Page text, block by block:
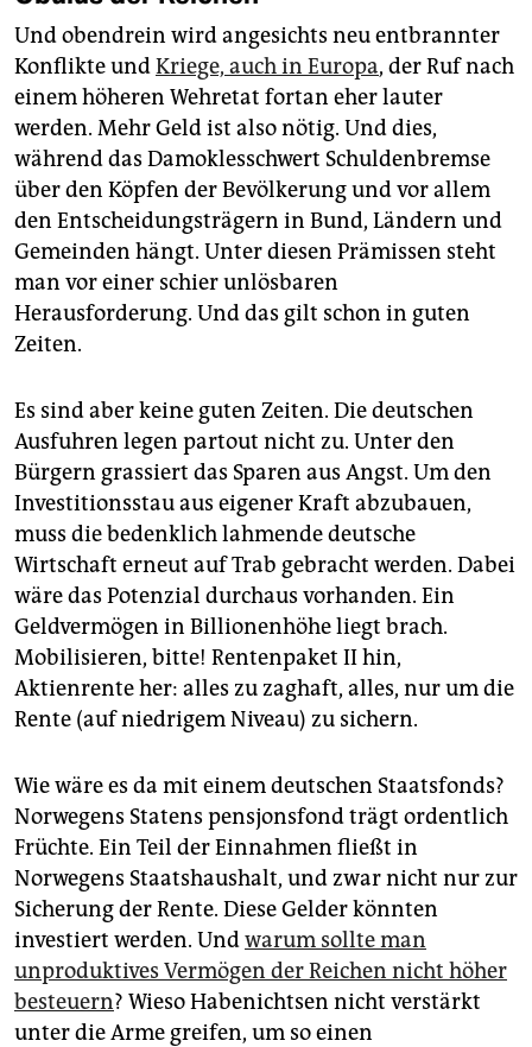
Und obendrein wird angesichts neu entbrannter
Konflikte undKriege, auch in Europa, der Ruf nach
einem höheren Wehretat fortan eher lauter
werden. Mehr Geld ist also nötig. Und dies,
während das Damoklesschwert Schuldenbremse
über den Köpfen der Bevölkerung und vor allem
den Entscheidungsträgern in Bund, Ländern und
Gemeinden hängt. Unter diesen Prämissen steht
man vor einer schier unlösbaren
Herausforderung. Und das gilt schon in guten
Zeiten.
Es sind aber keine guten Zeiten. Die deutschen
Ausfuhren legen partout nicht zu. Unter den
Bürgern grassiert das Sparen aus Angst. Um den
Investitionsstau aus eigener Kraft abzubauen,
muss die bedenklich lahmende deutsche
Wirtschaft erneut auf Trab gebracht werden. Dabei
wäre das Potenzial durchaus vorhanden. Ein
Geldvermögen in Billionenhöhe liegt brach.
Mobilisieren, bitte! Rentenpaket II hin,
Aktienrente her: alles zu zaghaft, alles, nur um die
Rente (auf niedrigem Niveau) zu sichern.
Wie wäre es da mit einem deutschen Staatsfonds?
Norwegens Statens pensjonsfond trägt ordentlich
Früchte. Ein Teil der Einnahmen fließt in
Norwegens Staatshaushalt, und zwar nicht nur zur
Sicherung der Rente. Diese Gelder könnten
investiert werden. Undwarum sollte man
unproduktives Vermögen der Reichen nicht höher
besteuern? Wieso Habenichtsen nicht verstärkt
unter die Arme greifen, um so einen